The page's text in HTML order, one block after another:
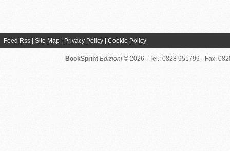
Feed Rss Site Map Privacy Policy Cookie Policy
BookSprint Edizioni © 2026 - Tel.: 0828 951799 - Fax: